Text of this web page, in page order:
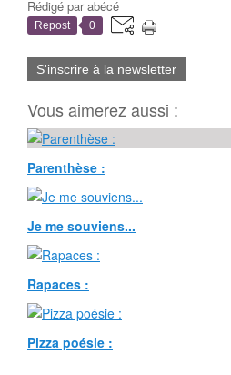
Rédigé parabécé
Repost 0
S'inscrire à la newsletter
Vous aimerez aussi :
Parenthèse :
Je me souviens...
Rapaces :
Pizza poésie :